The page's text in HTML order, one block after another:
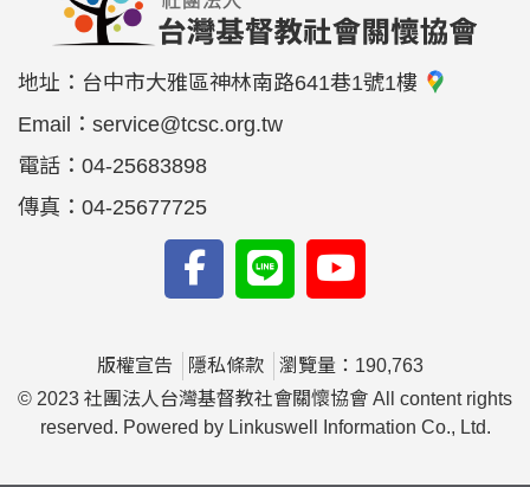
地址： 台中市大雅區神林南路641巷1號1樓
Email： service@tcsc.org.tw
電話： 04-25683898
傳真： 04-25677725
版權宣告 隱私條款
瀏覽量：190,763
© 2023 社團法人台灣基督教社會關懷協會 All content rights
reserved. Powered by Linkuswell Information Co., Ltd.